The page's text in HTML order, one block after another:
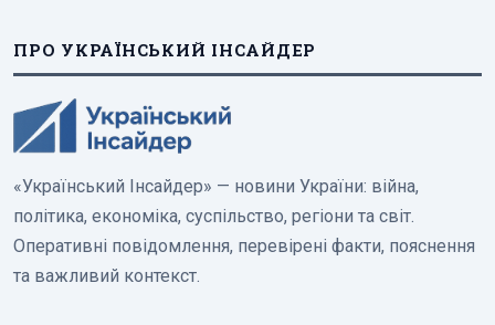
ПРО УКРАЇНСЬКИЙ ІНСАЙДЕР
«Український Інсайдер» — новини України: війна,
політика, економіка, суспільство, регіони та світ.
Оперативні повідомлення, перевірені факти, пояснення
та важливий контекст.